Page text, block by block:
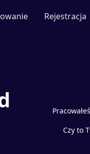
Rejestracja
Czy to